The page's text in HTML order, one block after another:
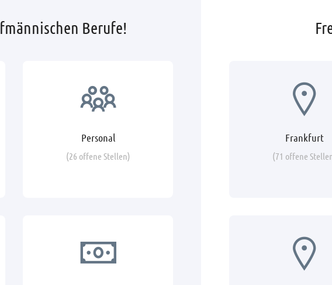
Berufe!
Personal
(26 offene Stellen)
Frankfurt
(71 offene